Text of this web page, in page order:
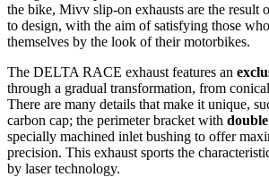
the bike, Mivv slip-on exhausts are the result
to design, with the aim of satisfying those
themselves by the look of their motorbikes.
The DELTA RACE exhaust features an
through a gradual transformation, from
There are many details that make it unique,
carbon cap; the perimeter bracket with
specially machined inlet bushing to offer
precision. This exhaust sports the
by laser technology.